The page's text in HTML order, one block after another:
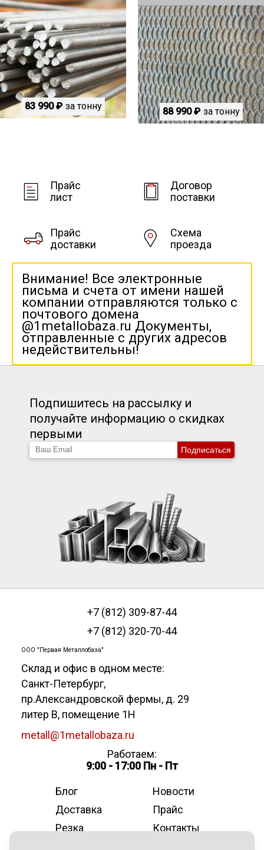
83 990 ₽ за тонну 88 990 ₽ за тонну
Прайс
лист
Договор
поставки
Прайс
доставки
Схема
проезда
Внимание! Все электронные
письма и счета от имени нашей
компании отправляются только с
почтового домена
@1metallobaza.ru Документы,
отправленные с других адресов
недействительны!
Подпишитесь на рассылку и
получайте информацию о скидках
первыми
Подписаться
+7 (812) 309-87-44
+7 (812) 320-70-44
ООО "Первая Металлобаза"
Склад и офис в одном месте:
Санкт-Петербург,
пр.Александровской фермы, д. 29
литер В, помещение 1Н
metall@1metallobaza.ru
Работаем:
9:00 - 17:00 Пн - Пт
Блог
Новости
Доставка
Прайс
Резка
Контакты